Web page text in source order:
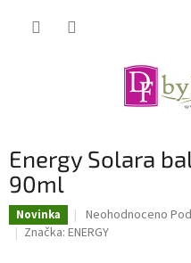
Energy Solara
90ml
Novinka
Průměrné
hodnocení
Neohodnoceno
Značka: ENERGY